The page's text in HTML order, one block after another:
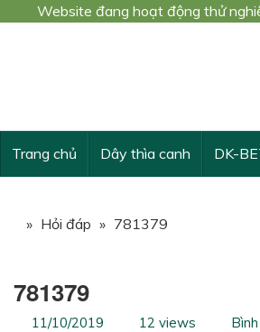
Website đang hoạt động thử
Trang chủ Dây thìa canh DK-
» Hỏi đáp » 781379
781379
11/10/2019 12 views